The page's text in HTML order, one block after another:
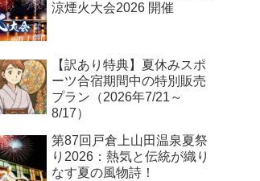
涼煙火大会2026 開催
【訳あり特典】夏休みスポ
ーツ合宿期間中の特別販売
プラン（2026年7/21～
8/17）
第87回戸倉上山田温泉夏祭
り2026：熱気と伝統が織り
なす夏の風物詩！